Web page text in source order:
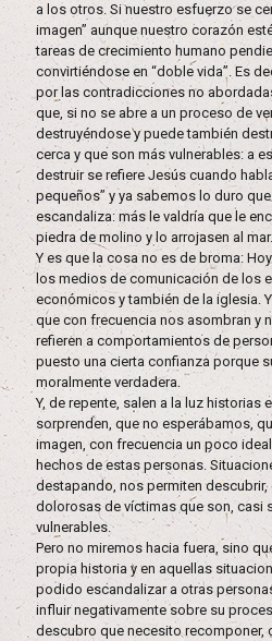
a los otros. Si nuestro esfuerzo se
imagen” aunque nuestro corazón
tareas de crecimiento humano
convirtiéndose en “doble vida”. Es
por las contradicciones no
que, si no se abre a un proceso de
destruyéndose y puede también
cerca y que son más vulnerables: a
destruir se refiere Jesús cuando
pequeños” y ya sabemos lo duro
escandaliza: más le valdría que le
piedra de molino y lo arrojasen al mar.
Y es que la cosa no es de broma:
los medios de comunicación de los
económicos y también de la iglesia.
que con frecuencia nos asombran y
refieren a comportamientos de
puesto una cierta confianza porque
moralmente verdadera.
Y, de repente, salen a la luz historias
sorprenden, que no esperábamos,
imagen, con frecuencia un poco
hechos de estas personas.
destapando, nos permiten
dolorosas de víctimas que son, casi
vulnerables.
Pero no miremos hacia fuera, sino
propia historia y en aquellas
podido escandalizar a otras
influir negativamente sobre su
descubro que necesito recomponer,